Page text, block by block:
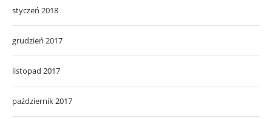
styczeń 2018
grudzień 2017
listopad 2017
październik 2017